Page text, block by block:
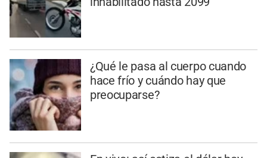
¿Qué le pasa al cuerpo cuando
hace frío y cuándo hay que
preocuparse?